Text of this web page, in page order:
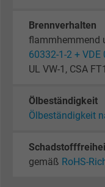
Brennverhalten
flammhemmend
60332-1-2 + VDE
UL VW-1, CSA
Ölbeständigkeit
Ölbeständigkeit
gemäß RoHS-